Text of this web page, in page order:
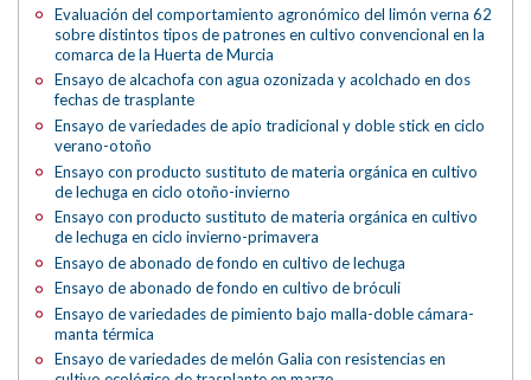
Evaluación del comportamiento agronómico del limón verna 62
sobre distintos tipos de patrones en cultivo convencional en la
comarca de la Huerta de Murcia
Ensayo de alcachofa con agua ozonizada y acolchado en dos
fechas de trasplante
Ensayo de variedades de apio tradicional y doble stick en ciclo
verano-otoño
Ensayo con producto sustituto de materia orgánica en cultivo
de lechuga en ciclo otoño-invierno
Ensayo con producto sustituto de materia orgánica en cultivo
de lechuga en ciclo invierno-primavera
Ensayo de abonado de fondo en cultivo de lechuga
Ensayo de abonado de fondo en cultivo de bróculi
Ensayo de variedades de pimiento bajo malla-doble cámara-
manta térmica
Ensayo de variedades de melón Galia con resistencias en